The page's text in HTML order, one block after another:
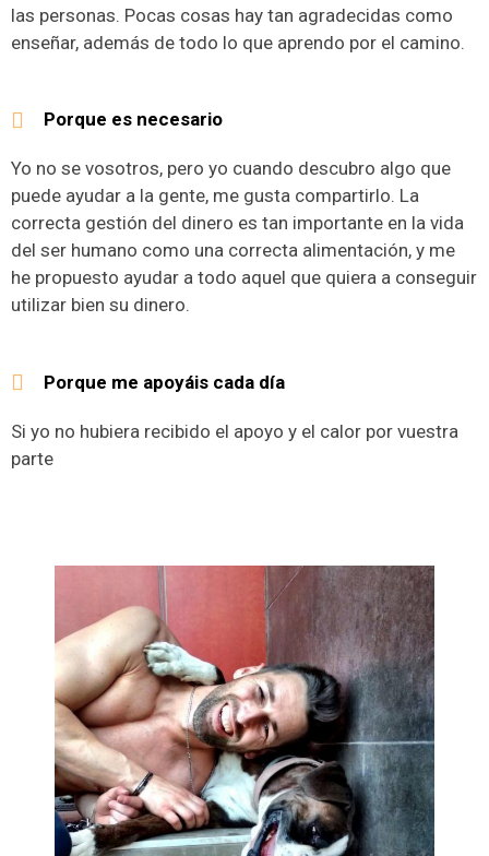
las personas. Pocas cosas hay tan agradecidas como
enseñar, además de todo lo que aprendo por el camino.
Porque es necesario
Yo no se vosotros, pero yo cuando descubro algo que
puede ayudar a la gente, me gusta compartirlo. La
correcta gestión del dinero es tan importante en la vida
del ser humano como una correcta alimentación, y me
he propuesto ayudar a todo aquel que quiera a conseguir
utilizar bien su dinero.
Porque me apoyáis cada día
Si yo no hubiera recibido el apoyo y el calor por vuestra
parte